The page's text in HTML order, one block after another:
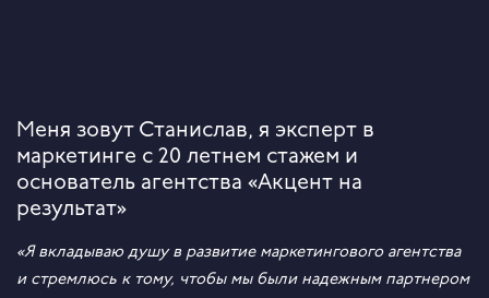
Меня зовут Станислав, я эксперт в
маркетинге с 20 летнем стажем и
основатель агентства «Акцент на
результат»
«Я вкладываю душу в развитие маркетингового агентства
и стремлюсь к тому, чтобы мы были надежным партнером